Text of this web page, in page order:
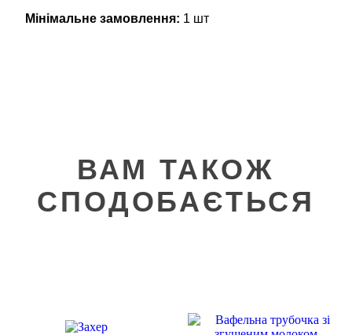
Мінімальне замовлення: 1 шт
ВАМ ТАКОЖ
СПОДОБАЄТЬСЯ